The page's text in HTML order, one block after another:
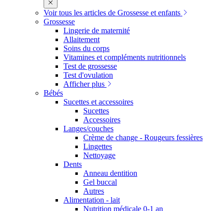
Voir tous les articles de Grossesse et enfants
Grossesse
Lingerie de maternité
Allaitement
Soins du corps
Vitamines et compléments nutritionnels
Test de grossesse
Test d'ovulation
Afficher plus
Bébés
Sucettes et accessoires
Sucettes
Accessoires
Langes/couches
Crème de change - Rougeurs fessières
Lingettes
Nettoyage
Dents
Anneau dentition
Gel buccal
Autres
Alimentation - lait
Nutrition médicale 0-1 an